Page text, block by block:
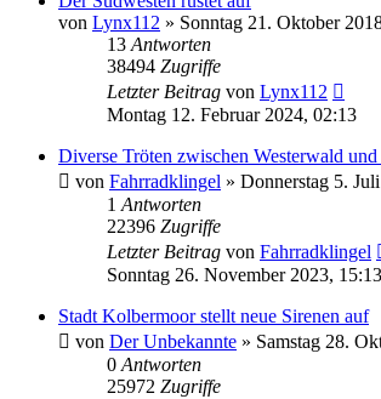
von Lynx112 » Sonntag 21. Oktober
13 Antworten
38494 Zugriffe
Letzter Beitrag von Lynx112
Montag 12. Februar 2024, 02:13
Diverse Tröten zwischen Westerwald
von Fahrradklingel » Donnerstag 5.
1 Antworten
22396 Zugriffe
Letzter Beitrag von Fahrradklingel
Sonntag 26. November 2023, 15:13
Stadt Kolbermoor stellt neue Sirenen auf
von Der Unbekannte » Samstag 28.
0 Antworten
25972 Zugriffe